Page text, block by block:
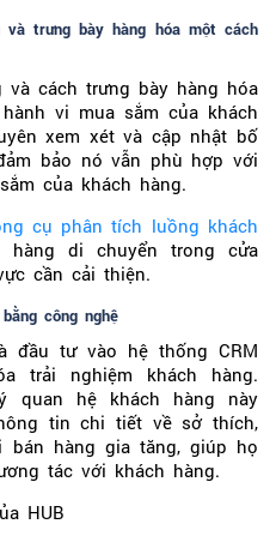
trưng bày hàng hóa một cách
cách trưng bày hàng hóa
vi mua sắm của khách
xem xét và cập nhật bố
bảo nó vẫn phù hợp với
của khách hàng.
cụ phân tích luồng khách
hàng di chuyển trong cửa
cần cải thiện.
công nghệ
đầu tư vào hệ thống CRM
trải nghiệm khách hàng.
quan hệ khách hàng này
tin chi tiết về sở thích,
hàng gia tăng, giúp họ
tác với khách hàng.
HUB